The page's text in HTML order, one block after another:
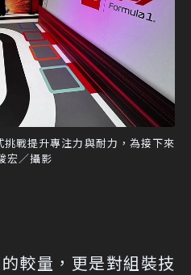
戰提升專注力與耐力，為接下來
宏／攝影
較量，更是對組裝技